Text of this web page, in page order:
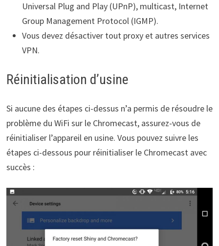
Universal Plug and Play (UPnP), multicast, Internet
Group Management Protocol (IGMP).
Vous devez désactiver tout proxy et autres services
VPN.
Réinitialisation d’usine
Si aucune des étapes ci-dessus n’a permis de résoudre le
problème du WiFi sur le Chromecast, assurez-vous de
réinitialiser l’appareil en usine. Vous pouvez suivre les
étapes ci-dessous pour réinitialiser le Chromecast avec
succès :